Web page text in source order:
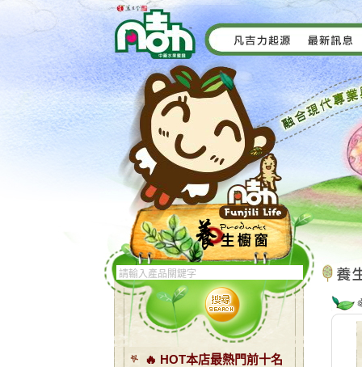
🔥 HOT本店最熱門前十名